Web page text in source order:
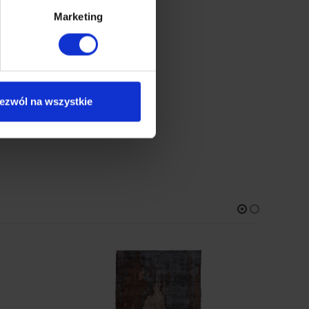
Marketing
na wszystkie
przestrzeni.
runem)